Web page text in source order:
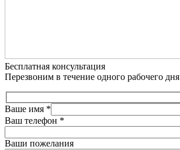
Бесплатная консультация
Перезвоним в течение одного рабочего дня
Ваше имя *
Ваш телефон *
Ваши пожелания